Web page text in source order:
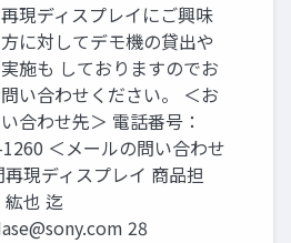
現ディスプレイにご興味
に対してデモ機の貸出や
施も しておりますのでお
い合わせください。 ＜お
合わせ先＞ 電話番号：
＜メールの問い合わせ
現ディスプレイ 商品担
也 迄
28